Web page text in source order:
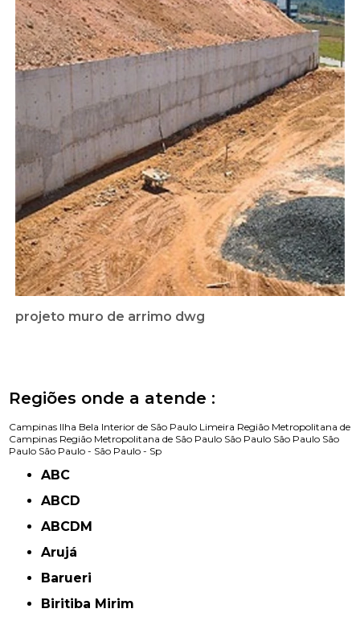
projeto muro de arrimo dwg
Regiões onde a atende :
Campinas Ilha Bela Interior de São Paulo Limeira Região Metropolitana de
Campinas Região Metropolitana de São Paulo São Paulo São Paulo São
Paulo São Paulo - São Paulo - Sp
ABC
ABCD
ABCDM
Arujá
Barueri
Biritiba Mirim